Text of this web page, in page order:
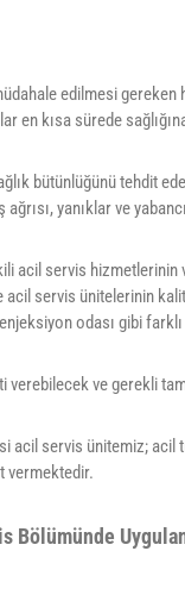
edilmesi gereken
en kısa sürede
bütünlüğünü tehdit
yanıklar ve
acil servis
servis ünitelerinin
odası gibi
ve gerekli
acil servis ünitemiz; acil
vermektedir.
Bölümünde